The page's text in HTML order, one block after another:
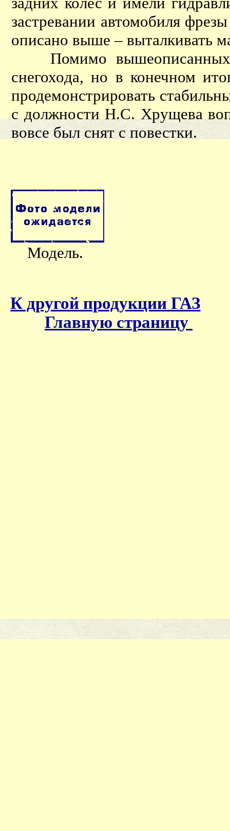
застревании автомобиля
описано выше – выталкивать
Помимо вышеописанных,
снегохода, но в конечном
продемонстрировать
с должности Н.С. Хрущева
вовсе был снят с повестки.
Модель.
К другой продукции ГАЗ
Главную страницу